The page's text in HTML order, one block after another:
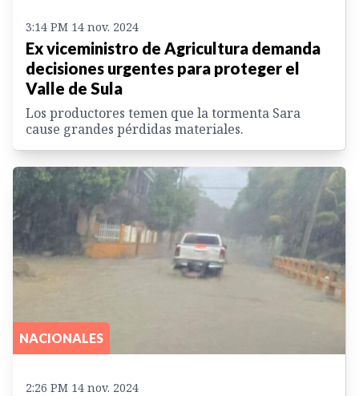
3:14 PM 14 nov. 2024
Ex viceministro de Agricultura demanda
decisiones urgentes para proteger el
Valle de Sula
Los productores temen que la tormenta Sara
cause grandes pérdidas materiales.
NACIONALES
2:26 PM 14 nov. 2024